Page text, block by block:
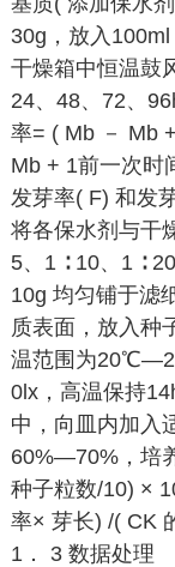
30g，放入
干燥箱中恒温鼓
24、48、72、
率= ( Mb － Mb
Mb + 1前一次时
发芽率( F) 和发
将各保水剂与干
5、1 ∶ 10、1 ∶
10g 均匀铺于滤
质表面，放入种
温范围为
0lx，高温保持
中，向皿内加入
60%—70%，培
种子粒数/10) ×
率× 芽长) /( CK
1． 3 数据处理